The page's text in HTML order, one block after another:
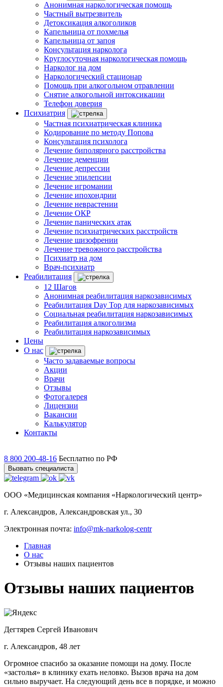
Анонимная наркологическая помощь
Частный вытрезвитель
Детоксикация алкоголиков
Капельница от похмелья
Капельница от запоя
Консультация нарколога
Круглосуточная наркологическая помощь
Нарколог на дом
Наркологический стационар
Помощь при алкогольном отравлении
Снятие алкогольной интоксикации
Телефон доверия
Психиатрия
Частная психиатрическая клиника
Кодирование по методу Попова
Консультация психолога
Лечение биполярного расстройства
Лечение деменции
Лечение депрессии
Лечение эпилепсии
Лечение игромании
Лечение ипохондрии
Лечение неврастении
Лечение ОКР
Лечение панических атак
Лечение психиатрических расстройств
Лечение шизофрении
Лечение тревожного расстройства
Психиатр на дом
Врач-психиатр
Реабилитация
12 Шагов
Анонимная реабилитация наркозависимых
Реабилитация Day Top для наркозависимых
Социальная реабилитация наркозависимых
Реабилитация алкоголизма
Реабилитация наркозависимых
Цены
О нас
Часто задаваемые вопросы
Акции
Врачи
Отзывы
Фотогалерея
Лицензии
Вакансии
Калькулятор
Контакты
8 800 200-48-16 Бесплатно по РФ
Вызвать специалиста
ООО «Медицинская компания «Наркологический центр»
г. Александров, Александровская ул., 30
Электронная почта: info@mk-narkolog-centr
Главная
О нас
Отзывы наших пациентов
Отзывы наших пациентов
Дегтярев Сергей Иванович
г. Александров, 48 лет
Огромное спасибо за оказание помощи на дому. После
«застолья» в клинику ехать неловко. Вызов врача на дом
сильно выручает. На следующий день все в порядке, и можно